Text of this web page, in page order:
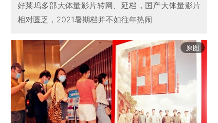
好莱坞多部大体量影片转网、延档，国产大体量影片
相对匮乏，2021暑期档并不如往年热闹
原图